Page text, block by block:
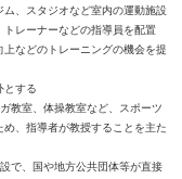
、スタジオなど室内の運動施設
トレーナーなどの指導員を配置
上などのトレーニングの機会を提
とする
教室、体操教室など、スポーツ
、指導者が教授することを主た
で、国や地方公共団体等が直接